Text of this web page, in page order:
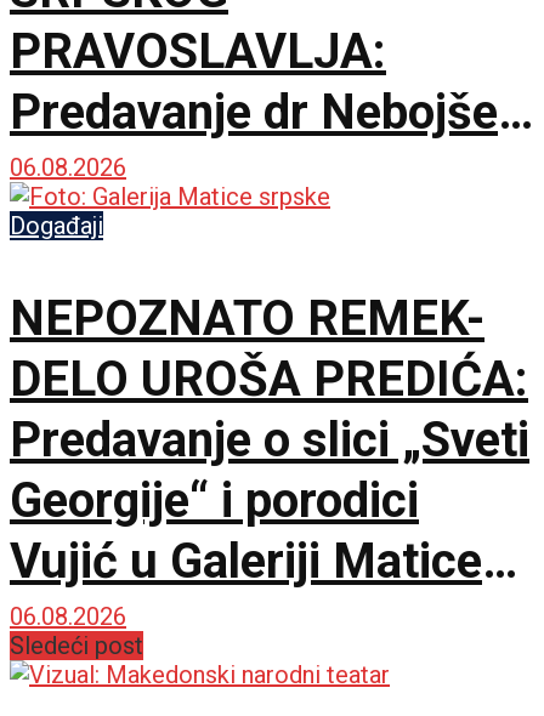
PRAVOSLAVLJA:
Predavanje dr Nebojše
Šuletića u Galeriji
Matice srpske
06.08.2026
Događaji
NEPOZNATO REMEK-
DELO UROŠA PREDIĆA:
Predavanje o slici „Sveti
Georgije“ i porodici
Vujić u Galeriji Matice
srpske
06.08.2026
Sledeći post